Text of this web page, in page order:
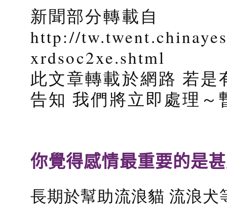
新聞部分轉載自
http://
xrdsoc2xe.shtml
此文章轉載於網路 若
告知 我們將立即處理～
你覺得感情最重要的是
長期於幫助流浪貓 流浪